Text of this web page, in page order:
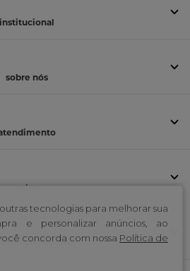
tecnologias para melhorar sua
e personalizar anúncios, ao
concorda com nossa Política de
institucional
sobre nós
selos
de pagamento